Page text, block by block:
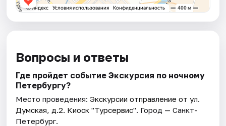
Вопросы и ответы
Где пройдет событие Экскурсия по ночному
Петербургу?
Место проведения:Экскурсии отправление от ул.
Думская, д.2. Киоск "Турсервис". Город — Санкт-
Петербург.